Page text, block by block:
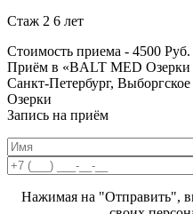
Стаж 2 6 лет
Стоимость приема - 4500 Руб.
Приём в «BALT MED Озерки
Санкт-Петербург,
Озерки
Запись на приём
Нажимая на "Отправить",